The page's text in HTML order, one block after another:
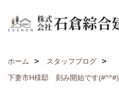
ホーム
スタッフブログ
下妻市H様邸 刻み開始です(#^^#)